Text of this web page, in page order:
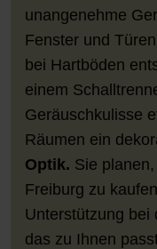
unangenehme
Fenster und
bei Hartböden
einem
Geräuschkulisse
Räumen ein
Optik. Sie
Freiburg zu
Unterstützung bei
das zu Ihnen